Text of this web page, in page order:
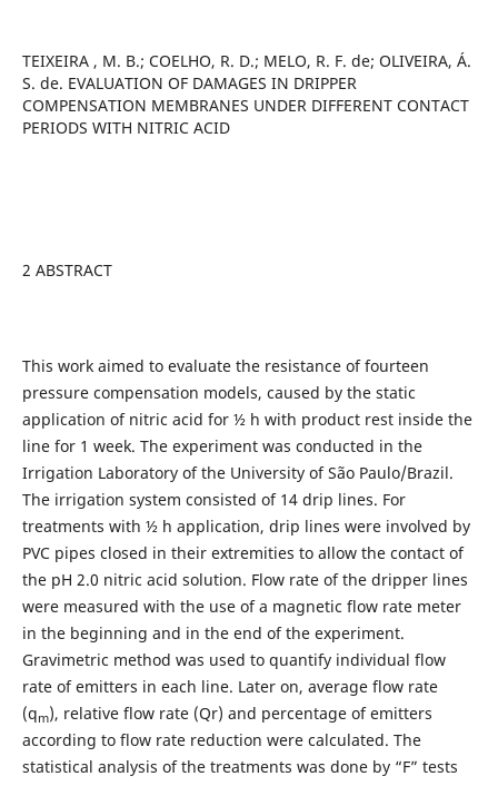
TEIXEIRA , M. B.; COELHO, R. D.; MELO, R. F. de; OLIVEIRA, Á.
S. de. EVALUATION OF DAMAGES IN DRIPPER
COMPENSATION MEMBRANES UNDER DIFFERENT CONTACT
PERIODS WITH NITRIC ACID
2 ABSTRACT
This work aimed to evaluate the resistance of fourteen
pressure compensation models, caused by the static
application of nitric acid for ½ h with product rest inside the
line for 1 week. The experiment was conducted in the
Irrigation Laboratory of the University of São Paulo/Brazil.
The irrigation system consisted of 14 drip lines. For
treatments with ½ h application, drip lines were involved by
PVC pipes closed in their extremities to allow the contact of
the pH 2.0 nitric acid solution. Flow rate of the dripper lines
were measured with the use of a magnetic flow rate meter
in the beginning and in the end of the experiment.
Gravimetric method was used to quantify individual flow
rate of emitters in each line. Later on, average flow rate
(qm), relative flow rate (Qr) and percentage of emitters
according to flow rate reduction were calculated. The
statistical analysis of the treatments was done by “F” tests